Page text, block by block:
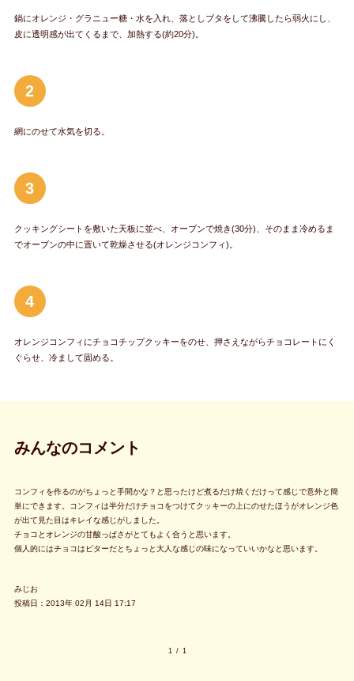
鍋にオレンジ・グラニュー糖・水を入れ、落としブタをして沸騰したら弱火にし、
皮に透明感が出てくるまで、加熱する(約20分)。
2
網にのせて水気を切る。
3
クッキングシートを敷いた天板に並べ、オーブンで焼き(30分)、そのまま冷めるま
でオーブンの中に置いて乾燥させる(オレンジコンフィ)。
4
オレンジコンフィにチョコチップクッキーをのせ、押さえながらチョコレートにく
ぐらせ、冷まして固める。
みんなのコメント
コンフィを作るのがちょっと手間かな？と思ったけど煮るだけ焼くだけって感じで意外と簡
単にできます。コンフィは半分だけチョコをつけてクッキーの上にのせたほうがオレンジ色
が出て見た目はキレイな感じがしました。
チョコとオレンジの甘酸っぱさがとてもよく合うと思います。
個人的にはチョコはビターだとちょっと大人な感じの味になっていいかなと思います。
みじお
投稿日：2013年 02月 14日 17:17
1 / 1